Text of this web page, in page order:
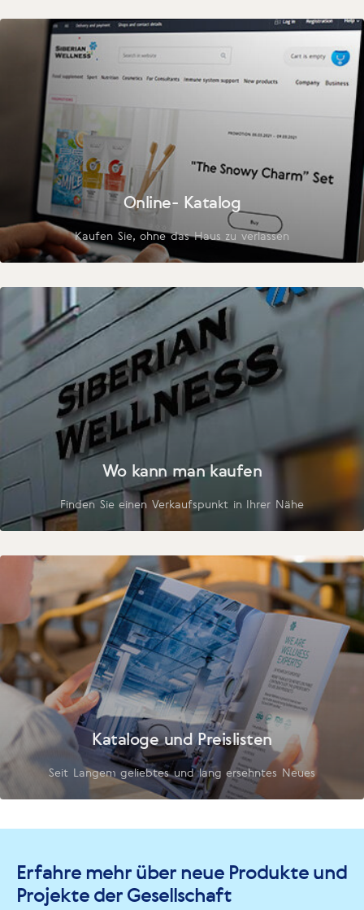
Online- Katalog
Kaufen Sie, ohne das Haus zu verlassen
Wo kann man kaufen
Finden Sie einen Verkaufspunkt in Ihrer Nähe
Kataloge und Preislisten
Seit Langem geliebtes und lang ersehntes Neues
Erfahre mehr über neue Produkte und
Projekte der Gesellschaft